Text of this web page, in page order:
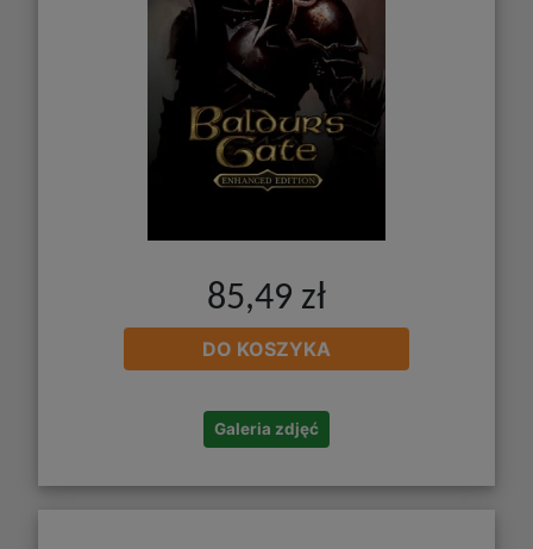
85,49 zł
DO KOSZYKA
Galeria zdjęć